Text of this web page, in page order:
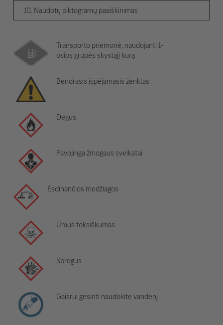
10. Naudotų piktogramų paaiškinimas
Transporto priemonė, naudojanti 1-
osios grupės skystąjį kurą
Bendrasis įspėjamasis ženklas
Degus
Pavojinga žmogaus sveikatai
Ėsdinančios medžiagos
Ūmus toksiškumas
Sprogus
Gaisrui gesinti naudokite vandenį